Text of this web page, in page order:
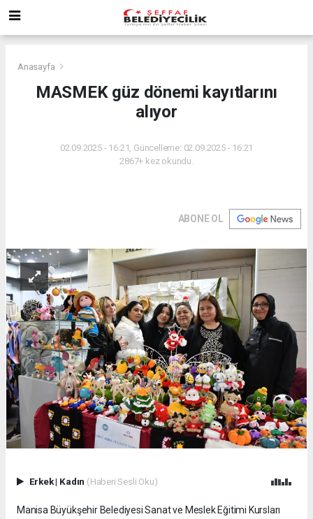
Anasayfa
MASMEK güz dönemi kayıtlarını
alıyor
02.09.2025 - 16:21, Güncelleme: 02.09.2025 - 16:21
2867+ kez okundu.
ABONE OL
Erkek| Kadın (Haberi Sesli Oku)
Manisa Büyükşehir Belediyesi Sanat ve Meslek Eğitimi Kursları